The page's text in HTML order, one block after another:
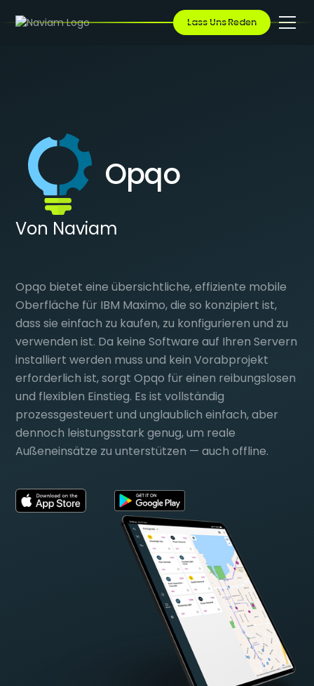
Lass Uns Reden
Opqo
Von Naviam
Opqo bietet eine übersichtliche, effiziente mobile
Oberfläche für IBM Maximo, die so konzipiert ist,
dass sie einfach zu kaufen, zu konfigurieren und zu
verwenden ist. Da keine Software auf Ihren Servern
installiert werden muss und kein Vorabprojekt
erforderlich ist, sorgt Opqo für einen reibungslosen
und flexiblen Einstieg. Es ist vollständig
prozessgesteuert und unglaublich einfach, aber
dennoch leistungsstark genug, um reale
Außeneinsätze zu unterstützen — auch offline.